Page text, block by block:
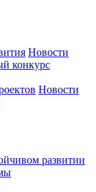
Новости
конкурс
Новости
развитии